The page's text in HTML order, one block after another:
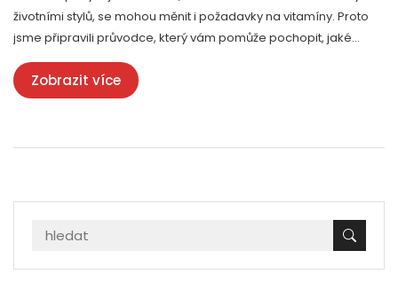
životními stylů, se mohou měnit i požadavky na vitamíny. Proto
jsme připravili průvodce, který vám pomůže pochopit, jaké
vitamíny jsou klíčové a jaké benefity přinášejí vašemu tělu.
Zobrazit více